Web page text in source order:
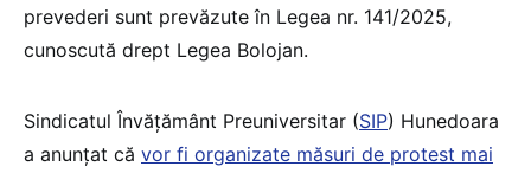
prevederi sunt prevăzute în Legea nr. 141/2025,
cunoscută drept Legea Bolojan.
Sindicatul Învățământ Preuniversitar (SIP) Hunedoara
a anunțat că vor fi organizate măsuri de protest mai